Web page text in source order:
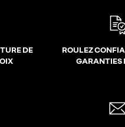
DE
ROULEZ
GARANTIES